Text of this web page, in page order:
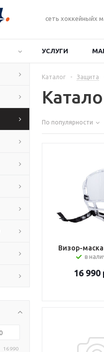
сеть хоккейныйх
УСЛУГИ
16 990
Каталог - Защита
По популярности
Визор-маска
в
16 990